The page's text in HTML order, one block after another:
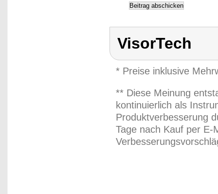
VisorTech
* Preise inklusive
** Diese Meinung
kontinuierlich als
Produktverbesserung
Tage nach Kauf per E-